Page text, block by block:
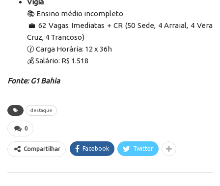
📚 Ensino médio incompleto
‍💼 62 Vagas Imediatas + CR (50 Sede, 4 Arraial, 4 Vera
Cruz, 4 Trancoso)
🕜 Carga Horária: 12 x 36h
💰 Salário: R$ 1.518
Fonte: G1 Bahia
destaque
0
Compartilhar Facebook Twitter